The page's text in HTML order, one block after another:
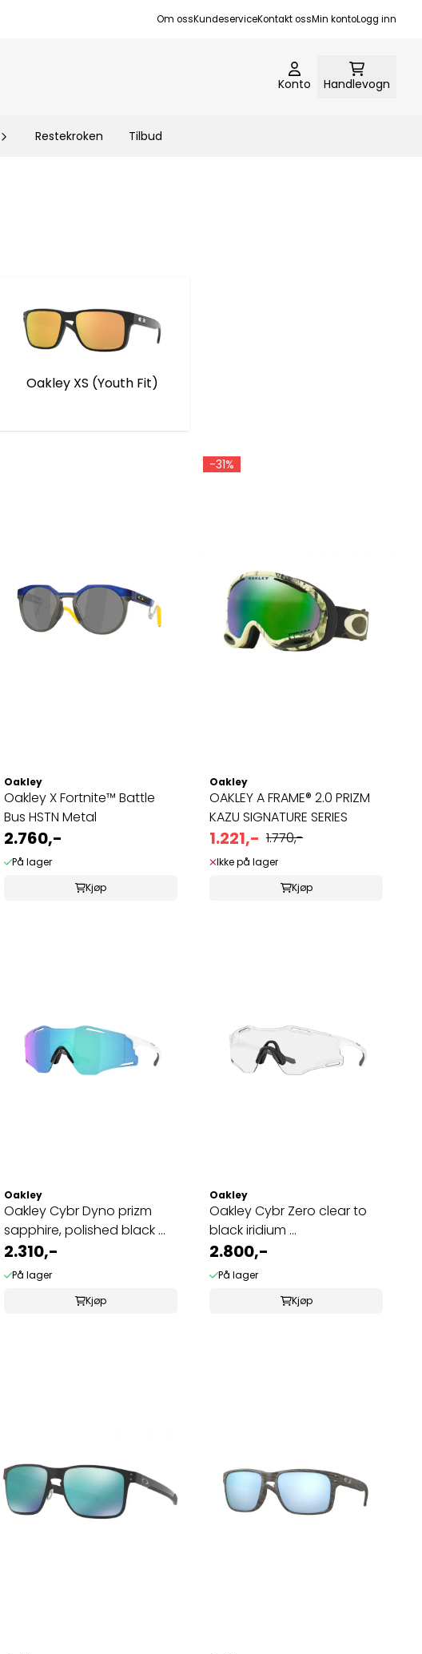
Om ossKundeserviceKontakt ossMin kontoLogg inn
Konto Handlevogn
Restekroken Tilbud
Oakley XS (Youth Fit)
Oakley
Oakley X Fortnite™ Battle
Bus HSTN Metal
2.760,-
På lager
Kjøp
-31%
Oakley
OAKLEY A FRAME® 2.0 PRIZM
KAZU SIGNATURE SERIES
1.221,- 1.770,-
Ikke på lager
Kjøp
Oakley
Oakley Cybr Dyno prizm
sapphire, polished black ...
2.310,-
På lager
Kjøp
Oakley
Oakley Cybr Zero clear to
black iridium ...
2.800,-
På lager
Kjøp